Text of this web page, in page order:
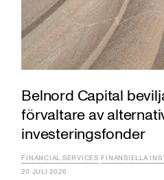
Belnord Capital
förvaltare av
investeringsfonder
FINANCIAL SERVICES FINANSIELLA
20 JULI 2026